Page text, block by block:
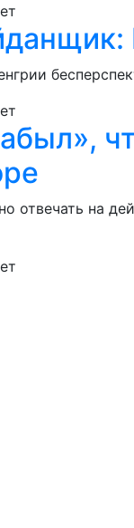
отвечать на